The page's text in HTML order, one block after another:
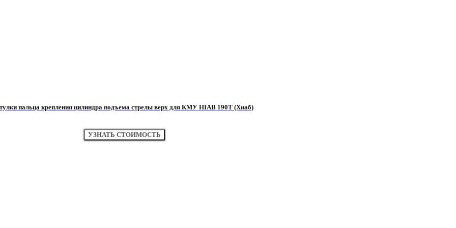
пальца крепления цилиндра подъема стрелы верх для КМУ HIAB 190T (Хиаб)
УЗНАТЬ СТОИМОСТЬ